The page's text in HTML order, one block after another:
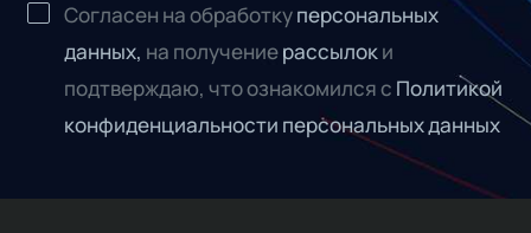
Согласен на обработкуперсональных
данных, на получениерассылоки
подтверждаю, что ознакомился с Политикой
конфиденциальности персональных данных